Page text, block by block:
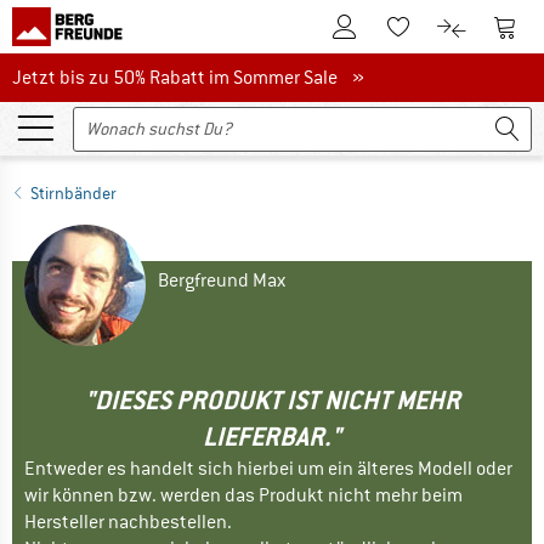
Zum KundenkontoZum Merkzettel.
Zum Zum
Jetzt bis zu 50% Rabatt im Sommer Sale
Jetzt bis zu 50% Rabatt im Sommer Sale »
Stirnbänder
Bergfreund Max
"DIESES PRODUKT IST NICHT MEHR
LIEFERBAR."
Entweder es handelt sich hierbei um ein älteres Modell oder
wir können bzw. werden das Produkt nicht mehr beim
Hersteller nachbestellen.